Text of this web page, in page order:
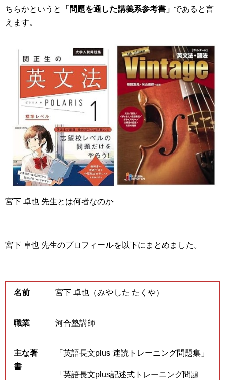
ちらかというと
「問題を通した講義系参考書」 であると言
えます。
宮下 卓也 先生とは何者なのか
宮下 卓也 先生のプロフィールを以下にまとめました。
名前 宮下 卓也（みやした たくや）
職業 河合塾講師
主な著
書
「英語長文plus 速読トレーニング問題集」
「英語長文plus記述式トレーニング問題